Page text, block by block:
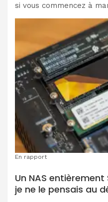
si vous commencez à
En rapport
Un NAS
je ne le pensais au